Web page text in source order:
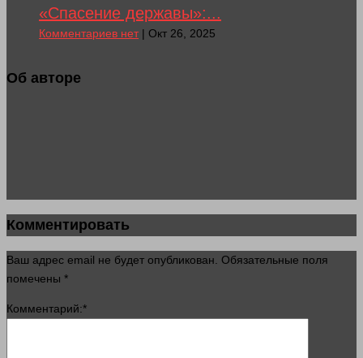
«Спасение державы»:...
Комментариев нет| Окт 26, 2025
Об авторе
Комментировать
Ваш адрес email не будет опубликован. Обязательные поля
помечены *
Комментарий:*